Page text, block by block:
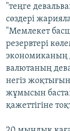
"теңге
сөздері
"Мемлекет
резервтері
экономиканың
валютаның
негіз жоқтығын
жұмысын
қажеттігіне